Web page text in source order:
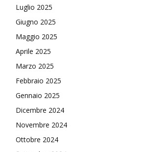
Luglio 2025
Giugno 2025
Maggio 2025
Aprile 2025
Marzo 2025
Febbraio 2025
Gennaio 2025
Dicembre 2024
Novembre 2024
Ottobre 2024